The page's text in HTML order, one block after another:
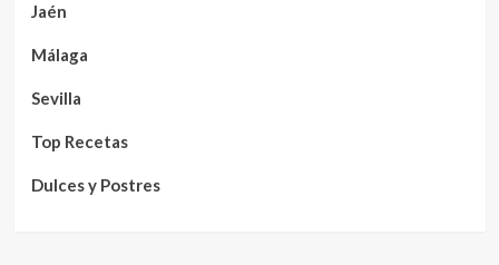
Jaén
Málaga
Sevilla
Top Recetas
Dulces y Postres